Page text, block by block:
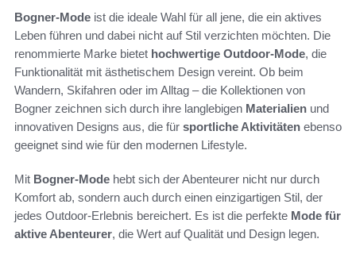
Bogner-Mode ist die ideale Wahl für all jene, die ein aktives
Leben führen und dabei nicht auf Stil verzichten möchten. Die
renommierte Marke bietet hochwertige Outdoor-Mode, die
Funktionalität mit ästhetischem Design vereint. Ob beim
Wandern, Skifahren oder im Alltag – die Kollektionen von
Bogner zeichnen sich durch ihre langlebigen Materialien und
innovativen Designs aus, die für sportliche Aktivitäten ebenso
geeignet sind wie für den modernen Lifestyle.
Mit Bogner-Mode hebt sich der Abenteurer nicht nur durch
Komfort ab, sondern auch durch einen einzigartigen Stil, der
jedes Outdoor-Erlebnis bereichert. Es ist die perfekte Mode für
aktive Abenteurer, die Wert auf Qualität und Design legen.